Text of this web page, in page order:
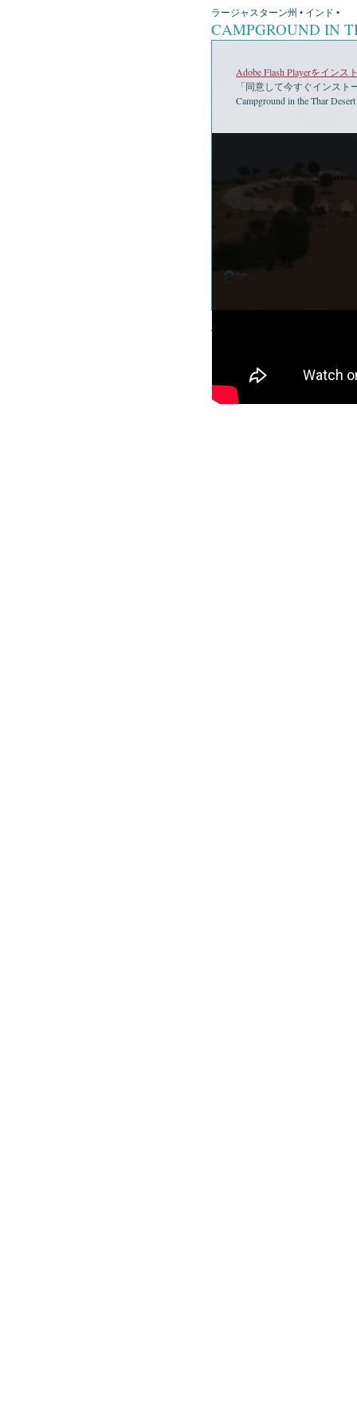
ラージャスターン州 • インド •
CAMPGROUND IN
Adobe Flash Playerをインス
「同意して今すぐインス
Campground in the Thar Desert
©